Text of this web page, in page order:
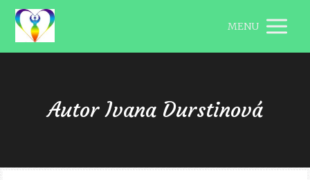
MENU
Autor Ivana Durstinová